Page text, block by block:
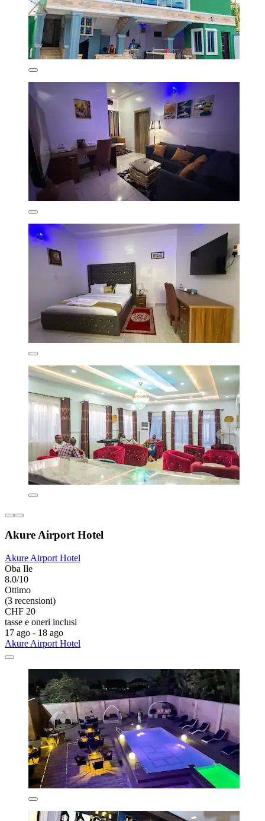
Akure Airport Hotel
Akure Airport Hotel
Oba Ile
8.0/10
Ottimo
(3 recensioni)
CHF 20
tasse e oneri inclusi
17 ago - 18 ago
Akure Airport Hotel